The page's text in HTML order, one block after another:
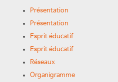
Présentation
Présentation
Esprit éducatif
Esprit éducatif
Réseaux
Organigramme